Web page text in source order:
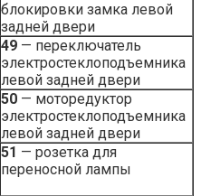
блокировки замка левой
задней двери
49 — переключатель
электростеклоподъемника
левой задней двери
50 — моторедуктор
электростеклоподъемника
левой задней двери
51 — розетка для
переносной лампы